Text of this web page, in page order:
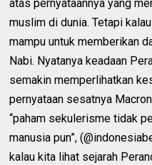
atas pernyataannya yang
muslim di dunia. Tetapi
mampu untuk memberikan
Nabi. Nyatanya keadaan
semakin memperlihatkan
pernyataan sesatnya
“paham sekulerisme tidak
manusia pun”,
kalau kita lihat sejarah